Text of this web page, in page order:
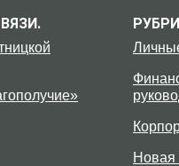
Новая